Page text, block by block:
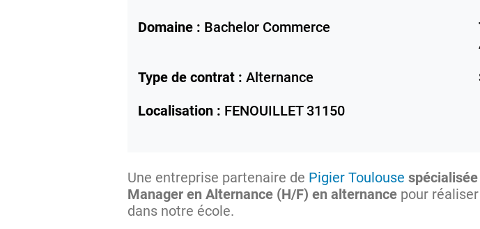
Domaine : Bachelor Commerce
Type de contrat : Alternance
Localisation : FENOUILLET 31150
Une entreprise partenaire de Pigier Toulouse
Manager en Alternance (H/F) en alternance pour
dans notre école.